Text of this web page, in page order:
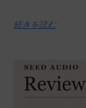
続きを読む